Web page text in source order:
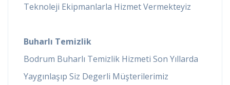
Teknoleji Ekipmanlarla Hizmet Vermekteyiz
Buharlı Temizlik
Bodrum Buharlı Temizlik Hizmeti Son Yıllarda
Yaygınlaşıp Siz Degerli Müşterilerimiz